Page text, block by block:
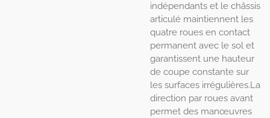
indépendants et le châssis
articulé maintiennent les
quatre roues en contact
permanent avec le sol et
garantissent une hauteur
de coupe constante sur
les surfaces irrégulières.La
direction par roues avant
permet des manœuvres